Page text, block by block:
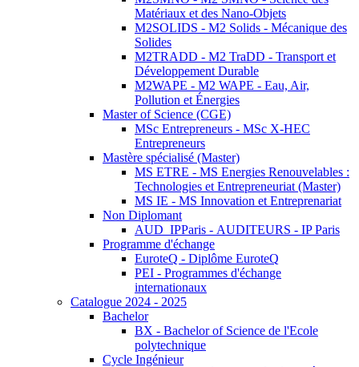
Matériaux et des Nano-Objets
M2SOLIDS - M2 Solids - Mécanique des
Solides
M2TRADD - M2 TraDD - Transport et
Développement Durable
M2WAPE - M2 WAPE - Eau, Air,
Pollution et Énergies
Master of Science (CGE)
MSc Entrepreneurs - MSc X-HEC
Entrepreneurs
Mastère spécialisé (Master)
MS ETRE - MS Energies Renouvelables :
Technologies et Entrepreneuriat (Master)
MS IE - MS Innovation et Entreprenariat
Non Diplomant
AUD_IPParis - AUDITEURS - IP Paris
Programme d'échange
EuroteQ - Diplôme EuroteQ
PEI - Programmes d'échange
internationaux
Catalogue 2024 - 2025
Bachelor
BX - Bachelor of Science de l'Ecole
polytechnique
Cycle Ingénieur